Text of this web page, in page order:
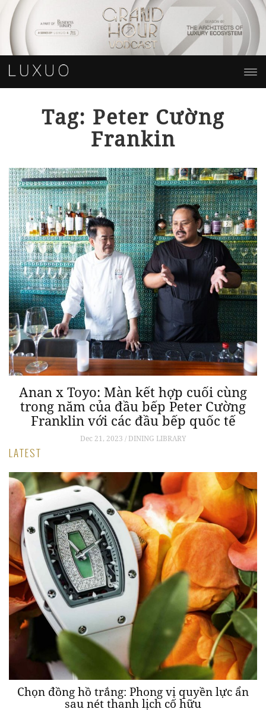
Tag: Peter Cường
Frankin
Anan x Toyo: Màn kết hợp cuối cùng
trong năm của đầu bếp Peter Cường
Franklin với các đầu bếp quốc tế
Dec 21, 2023 / DINING LIBRARY
LATEST
Chọn đồng hồ trắng: Phong vị quyền lực ẩn
sau nét thanh lịch cố hữu